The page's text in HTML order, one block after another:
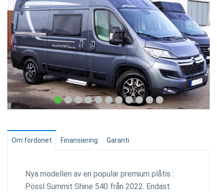
Om fordonet Finansiering Garanti
Nya modellen av en populär premium plåtis :
Pössl Summit Shine 540 från 2022. Endast